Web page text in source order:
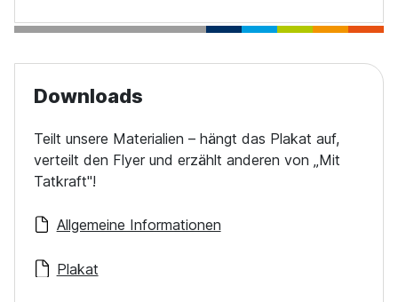
Downloads
Teilt unsere Materialien – hängt das Plakat auf,
verteilt den Flyer und erzählt anderen von „Mit
Tatkraft"!
Allgemeine Informationen
Plakat